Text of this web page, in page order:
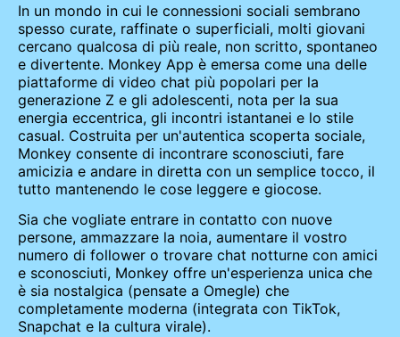
In un mondo in cui le connessioni sociali sembrano
spesso curate, raffinate o superficiali, molti giovani
cercano qualcosa di più reale, non scritto, spontaneo
e divertente. Monkey App è emersa come una delle
piattaforme di video chat più popolari per la
generazione Z e gli adolescenti, nota per la sua
energia eccentrica, gli incontri istantanei e lo stile
casual. Costruita per un'autentica scoperta sociale,
Monkey consente di incontrare sconosciuti, fare
amicizia e andare in diretta con un semplice tocco, il
tutto mantenendo le cose leggere e giocose.
Sia che vogliate entrare in contatto con nuove
persone, ammazzare la noia, aumentare il vostro
numero di follower o trovare chat notturne con amici
e sconosciuti, Monkey offre un'esperienza unica che
è sia nostalgica (pensate a Omegle) che
completamente moderna (integrata con TikTok,
Snapchat e la cultura virale).